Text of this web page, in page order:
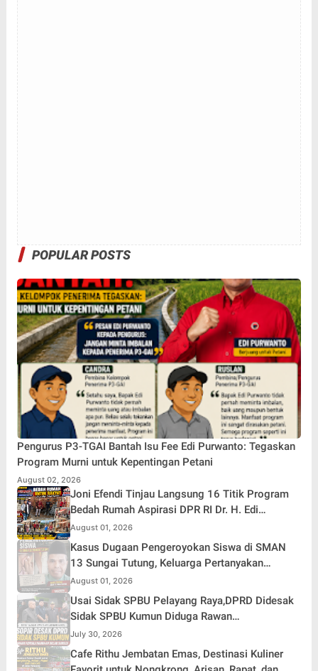
POPULAR POSTS
Pengurus P3-TGAI Bantah Isu Fee Edi Purwanto: Tegaskan
Program Murni untuk Kepentingan Petani
August 02, 2026
Joni Efendi Tinjau Langsung 16 Titik Program
Bedah Rumah Aspirasi DPR RI Dr. H. Edi
Purwanto di Kecamatan Gunung Kerinci
August 01, 2026
Kasus Dugaan Pengeroyokan Siswa di SMAN
13 Sungai Tutung, Keluarga Pertanyakan
Tanggung Jawab Kepsek
August 01, 2026
Usai Sidak SPBU Pelayang Raya,DPRD Didesak
Sidak SPBU Kumun Diduga Rawan
Penyalahgunaan Solar Subsidi
July 30, 2026
Cafe Rithu Jembatan Emas, Destinasi Kuliner